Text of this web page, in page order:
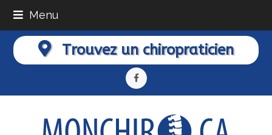
Menu
Trouvez un chiropraticien
Facebook